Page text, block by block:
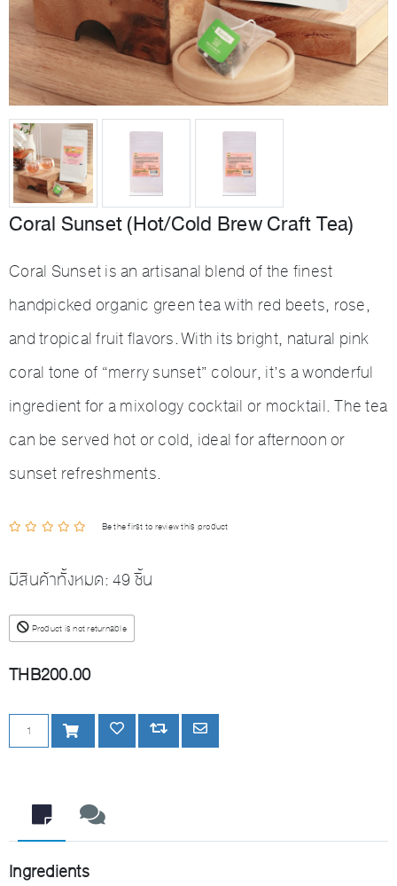
Coral Sunset (Hot/Cold Brew Craft Tea)
Coral Sunset is an artisanal blend of the finest
handpicked organic green tea with red beets, rose,
and tropical fruit flavors. With its bright, natural pink
coral tone of “merry sunset” colour, it’s a wonderful
ingredient for a mixology cocktail or mocktail. The tea
can be served hot or cold, ideal for afternoon or
sunset refreshments.
Be the first to review this product
มีสินค้าทั้งหมด:49 ชิ้น
Product is not returnable
THB200.00
เพิ่มลงตะกร้า เพิ่มลงรายการโปรดAdd to compare list
Email a friend
Ingredients